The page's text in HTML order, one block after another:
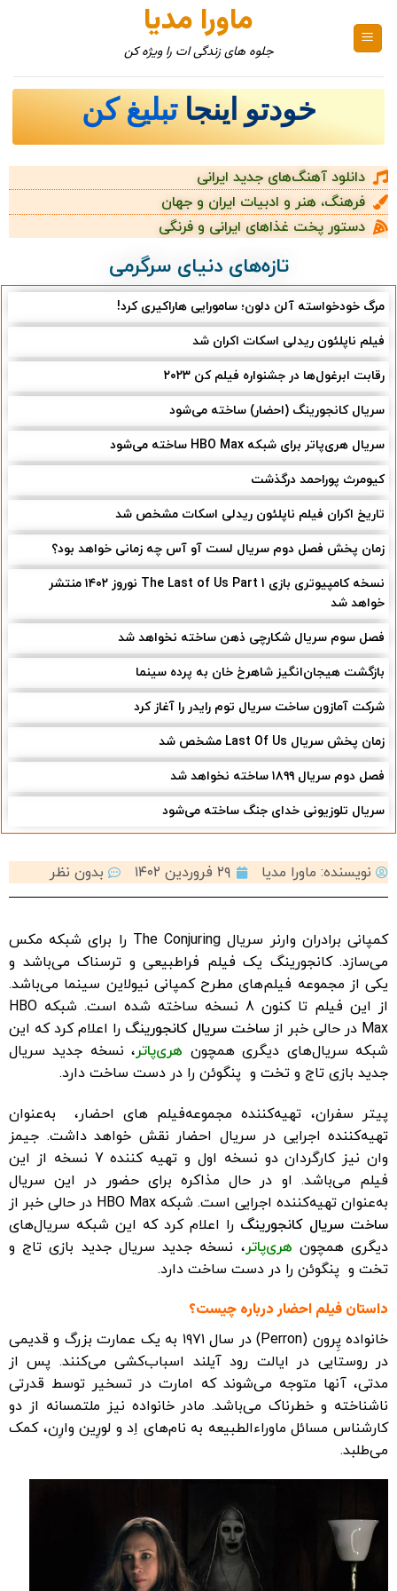
ماورا مدیا
جلوه های زندگی ات را ویژه کن
خودتو اینجا تبلیغ کن
دانلود آهنگ‌های جدید ایرانی
فرهنگ، هنر و ادبیات ایران و جهان
دستور پخت غذاهای ایرانی و فرنگی
تازه‌های دنیای سرگرمی
مرگ خودخواسته آلن دلون؛ سامورایی هاراکیری کرد!
فیلم ناپلئون ریدلی اسکات اکران شد
رقابت ابرغول‌ها در جشنواره فیلم کن ۲۰۲۳
سریال کانجورینگ (احضار) ساخته می‌شود
سریال هری‌پاتر برای شبکه HBO Max ساخته می‌شود
کیومرث پوراحمد درگذشت
تاریخ اکران فیلم ناپلئون ریدلی اسکات مشخص شد
زمان پخش فصل دوم سریال لست آو آس چه زمانی خواهد بود؟
نسخه کامپیوتری بازی The Last of Us Part 1 نوروز ۱۴۰۲ منتشر
خواهد شد
فصل سوم سریال شکارچی ذهن ساخته نخواهد شد
بازگشت هیجان‌انگیز شاهرخ خان به پرده سینما
شرکت آمازون ساخت سریال توم رایدر را آغاز کرد
زمان پخش سریال Last Of Us مشخص شد
فصل دوم سریال ۱۸۹۹ ساخته نخواهد شد
سریال تلوزیونی خدای جنگ ساخته می‌شود
نویسنده: ماورا مدیا ۲۹ فروردین ۱۴۰۲ بدون نظر
کمپانی برادران وارنر سریال The Conjuring را برای شبکه مکس
می‌سازد. کانجورینگ یک فیلم فراطبیعی و ترسناک می‌باشد و
یکی از مجموعه فیلم‌های مطرح کمپانی نیولاین سینما می‌باشد.
از این فیلم تا کنون 8 نسخه ساخته شده است. شبکه HBO
Max در حالی خبر از
ساخت سریال کانجورینگ را اعلام کرد که این
شبکه سریال‌های دیگری همچون هری‌پاتر، نسخه جدید سریال
جدید بازی تاج و تخت و پنگوئن را در دست ساخت دارد.
پیتر سفران، تهیه‌کننده مجموعه‌فیلم های احضار، به‌عنوان
تهیه‌کننده اجرایی در سریال احضار نقش خواهد داشت. جیمز
وان نیز کارگردان دو نسخه اول و تهیه کننده 7 نسخه از این
فیلم می‌باشد. او در حال مذاکره برای حضور در این سریال
به‌عنوان تهیه‌کننده اجرایی است. شبکه HBO Max در حالی خبر از
ساخت سریال کانجورینگ را اعلام کرد که این شبکه سریال‌های
دیگری همچون هری‌پاتر، نسخه جدید سریال جدید بازی تاج و
تخت و پنگوئن را در دست ساخت دارد.
داستان فیلم احضار درباره چیست؟
خانواده پِرون (Perron) در سال ۱۹۷۱ به یک عمارت بزرگ و قدیمی
در روستایی در ایالت رود آیلند اسباب‌کشی می‌کنند. پس از
مدتی، آنها متوجه می‌شوند که امارت در تسخیر توسط قدرتی
ناشناخته و خطرناک می‌باشد. مادر خانواده نیز ملتمسانه از دو
کارشناس مسائل ماوراءالطبیعه به نام‌های اِد و لورِین وارِن، کمک
می‌طلبد.